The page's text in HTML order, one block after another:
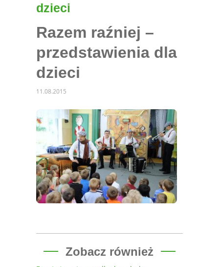
dzieci
Razem raźniej –
przedstawienia dla
dzieci
11.08.2015
Zobacz również